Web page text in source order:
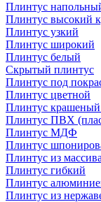
Плинтус
Плинтус высокий
Плинтус узкий
Плинтус широкий
Плинтус белый
Скрытый плинтус
Плинтус под
Плинтус цветной
Плинтус
Плинтус ПВХ
Плинтус МДФ
Плинтус
Плинтус из массива
Плинтус гибкий
Плинтус
Плинтус из